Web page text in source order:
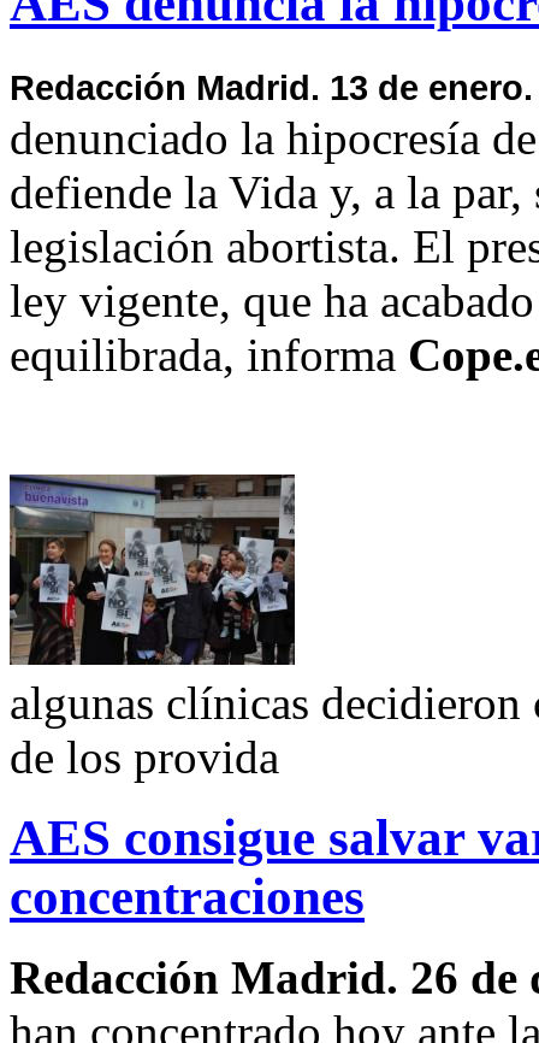
Redacción Madrid. 13 de enero.
denunciado la hipocresía
defiende la Vida y, a la
legislación abortista. El
ley vigente, que ha
equilibrada, informa
algunas clínicas decidieron
de los provida
AES consigue salvar
concentraciones
Redacción Madrid. 26
han concentrado hoy ante